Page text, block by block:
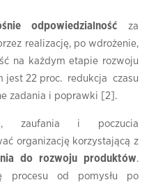
odpowiedzialnośćza
realizację, po wdrożenie,
na każdym etapie rozwoju
jest 22 proc. redukcja czasu
zadania i poprawki [2].
zaufania i poczucia
organizację korzystającą z
do rozwoju produktów.
procesu od pomysłu po